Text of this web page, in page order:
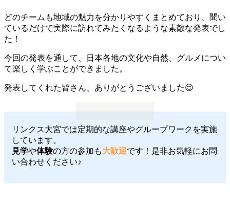
どのチームも地域の魅力を分かりやすくまとめており、聞い
ているだけで実際に訪れてみたくなるような素敵な発表でし
た！
今回の発表を通して、日本各地の文化や自然、グルメについ
て楽しく学ぶことができました。
発表してくれた皆さん、ありがとうございました😌
リンクス大宮では定期的な講座やグループワークを実施
しています。
見学や体験の方の参加も大歓迎です！是非お気軽にお問
い合わせください♪